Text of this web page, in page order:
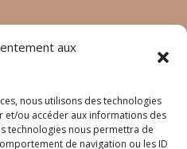
aux
nous utilisons des technologies
et/ou accéder aux informations des
technologies nous permettra de
de navigation ou les ID